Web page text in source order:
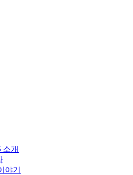
소개
야기